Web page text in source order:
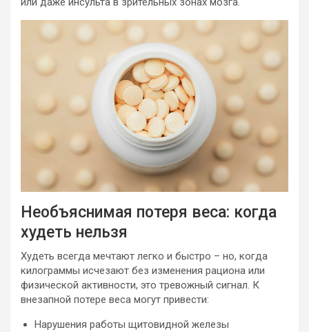
Необъяснимая потеря веса: когда
худеть нельзя
Худеть всегда мечтают легко и быстро – но, когда
килограммы исчезают без изменения рациона или
физической активности, это тревожный сигнал. К
внезапной потере веса могут привести:
Нарушения работы щитовидной железы